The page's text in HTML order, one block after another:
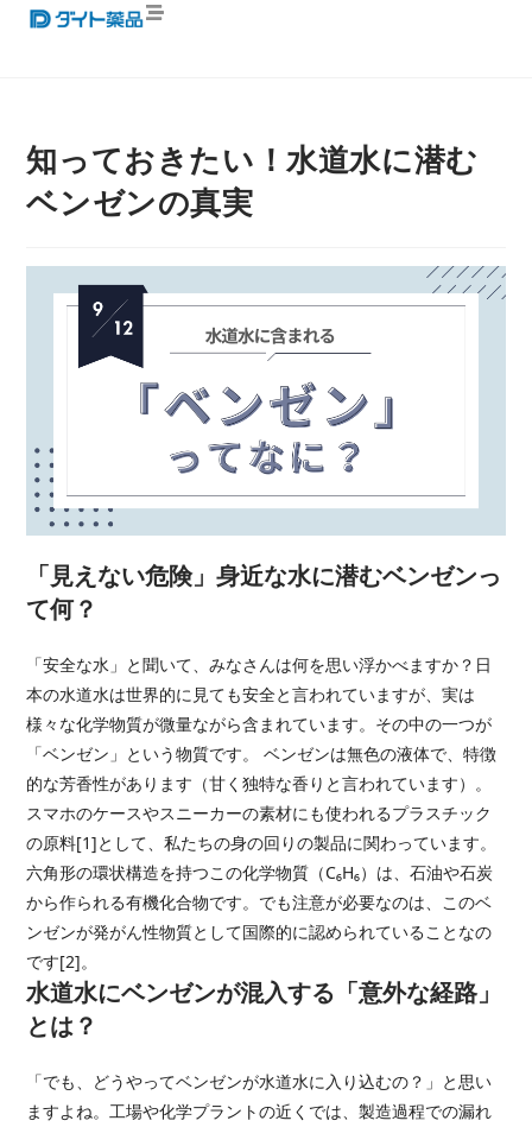
知っておきたい！水道水に潜む
ベンゼンの真実
「見えない危険」身近な水に潜むベンゼンっ
て何？
「安全な水」と聞いて、みなさんは何を思い浮かべますか？日
本の水道水は世界的に見ても安全と言われていますが、実は
様々な化学物質が微量ながら含まれています。その中の一つが
「ベンゼン」という物質です。 ベンゼンは無色の液体で、特徴
的な芳香性があります（甘く独特な香りと言われています）。
スマホのケースやスニーカーの素材にも使われるプラスチック
の原料[1]として、私たちの身の回りの製品に関わっています。
六角形の環状構造を持つこの化学物質（C₆H₆）は、石油や石炭
から作られる有機化合物です。でも注意が必要なのは、このベ
ンゼンが発がん性物質として国際的に認められていることなの
です[2]。
水道水にベンゼンが混入する「意外な経路」
とは？
「でも、どうやってベンゼンが水道水に入り込むの？」と思い
ますよね。工場や化学プラントの近くでは、製造過程での漏れ